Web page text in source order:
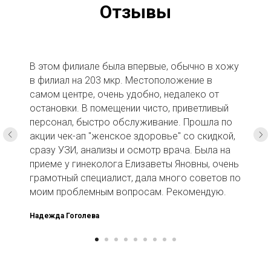
Отзывы
В этом филиале была впервые, обычно в хожу
в филиал на 203 мкр. Местоположение в
самом центре, очень удобно, недалеко от
остановки. В помещении чисто, приветливый
персонал, быстро обслуживание. Прошла по
акции чек-ап "женское здоровье" со скидкой,
сразу УЗИ, анализы и осмотр врача. Была на
приеме у гинеколога Елизаветы Яновны, очень
грамотный специалист, дала много советов по
моим проблемным вопросам. Рекомендую.
Надежда Гоголева